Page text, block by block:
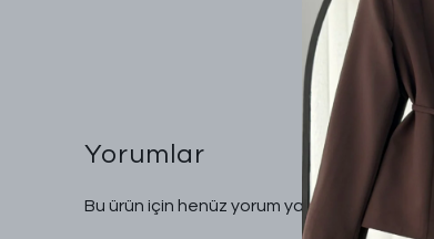
Yorumlar
Bu ürün için henüz yorum yapılmamış.